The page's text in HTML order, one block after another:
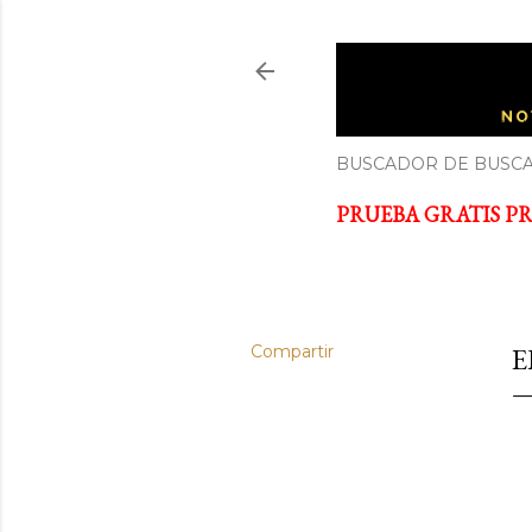
Noticias y cursos GRATIS
BUSCADOR DE
PRUEBA GRATIS
Compartir